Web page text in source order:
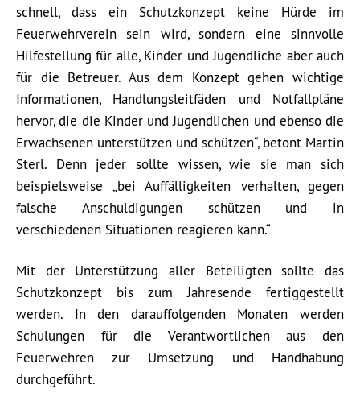
schnell, dass ein Schutzkonzept keine Hürde im
Feuerwehrverein sein wird, sondern eine sinnvolle
Hilfestellung für alle, Kinder und Jugendliche aber auch
für die Betreuer. Aus dem Konzept gehen wichtige
Informationen, Handlungsleitfäden und Notfallpläne
hervor, die die Kinder und Jugendlichen und ebenso die
Erwachsenen unterstützen und schützen“, betont Martin
Sterl. Denn jeder sollte wissen, wie sie man sich
beispielsweise „bei Auffälligkeiten verhalten, gegen
falsche Anschuldigungen schützen und in
verschiedenen Situationen reagieren kann.“
Mit der Unterstützung aller Beteiligten sollte das
Schutzkonzept bis zum Jahresende fertiggestellt
werden. In den darauffolgenden Monaten werden
Schulungen für die Verantwortlichen aus den
Feuerwehren zur Umsetzung und Handhabung
durchgeführt.